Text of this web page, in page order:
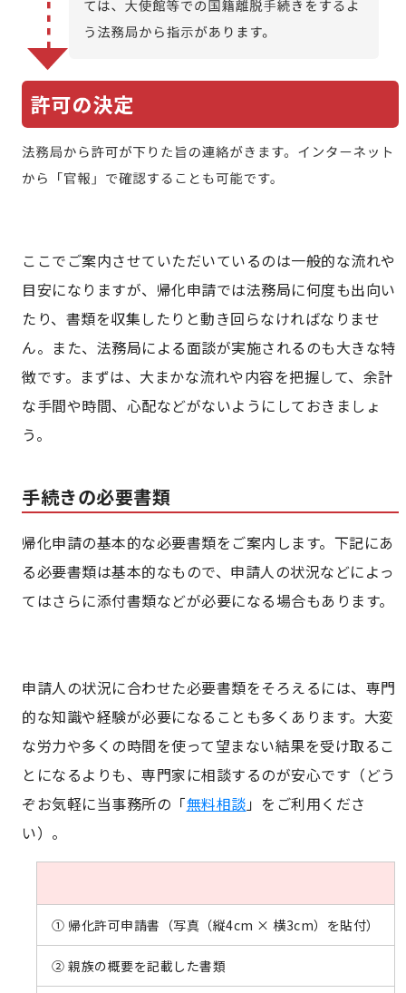
ここでご案内させていただいているのは一般的な流れや
目安になりますが、帰化申請では法務局に何度も出向い
たり、書類を収集したりと動き回らなければなりませ
ん。また、法務局による面談が実施されるのも大きな特
徴です。まずは、大まかな流れや内容を把握して、余計
な手間や時間、心配などがないようにしておきましょ
う。
手続きの必要書類
帰化申請の基本的な必要書類をご案内します。下記にあ
る必要書類は基本的なもので、申請人の状況などによっ
てはさらに添付書類などが必要になる場合もあります。
申請人の状況に合わせた必要書類をそろえるには、専門
的な知識や経験が必要になることも多くあります。大変
な労力や多くの時間を使って望まない結果を受け取るこ
とになるよりも、専門家に相談するのが安心です（どう
ぞお気軽に当事務所の「無料相談」をご利用くださ
い）。
① 帰化許可申請書（写真（縦4cm × 横3cm）を貼付）
② 親族の概要を記載した書類